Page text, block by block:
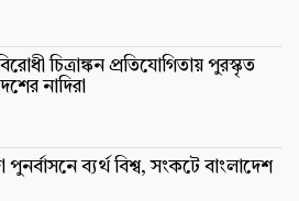
চিত্রাঙ্কন প্রতিযোগিতায় পুরস্কৃত
নাদিরা
পুনর্বাসনে ব্যর্থ বিশ্ব, সংকটে বাংলাদেশ